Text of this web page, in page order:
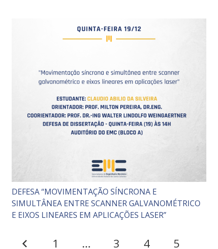
DEFESA “MOVIMENTAÇÃO SÍNCRONA E
SIMULTÂNEA ENTRE SCANNER GALVANOMÉTRICO
E EIXOS LINEARES EM APLICAÇÕES LASER”
1 … 3 4 5